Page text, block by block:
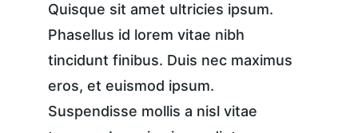
Quisque sit amet ultricies ipsum.
Phasellus id lorem vitae nibh
tincidunt finibus. Duis nec maximus
eros, et euismod ipsum.
Suspendisse mollis a nisl vitae